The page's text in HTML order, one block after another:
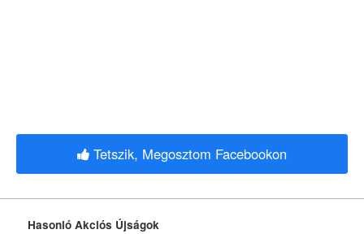
Tetszik, Megosztom Facebookon
Hasonló Akciós Újságok